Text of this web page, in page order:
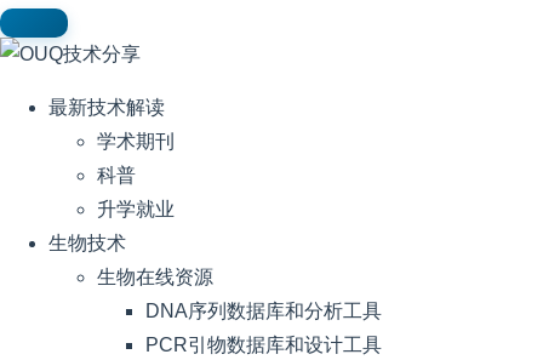
最新技术解读
学术期刊
科普
升学就业
生物技术
生物在线资源
DNA序列数据库和分析工具
PCR引物数据库和设计工具